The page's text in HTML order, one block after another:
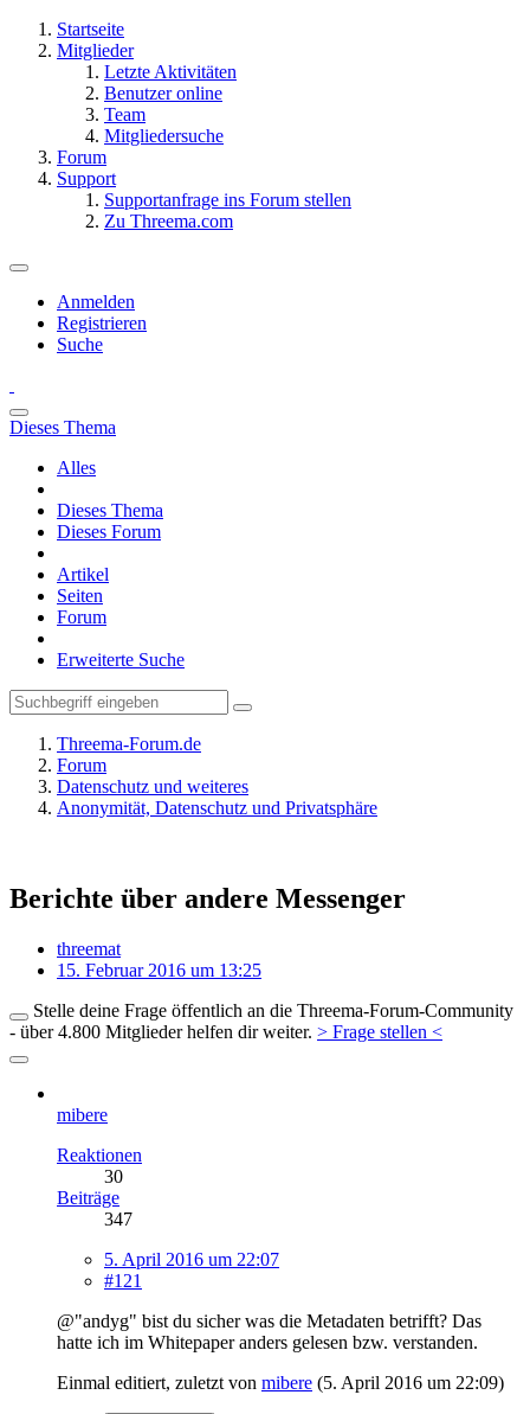
Startseite
Mitglieder
Letzte Aktivitäten
Benutzer online
Team
Mitgliedersuche
Forum
Support
Supportanfrage ins Forum stellen
Zu Threema.com
Anmelden
Registrieren
Suche
Dieses Thema
Alles
Dieses Thema
Dieses Forum
Artikel
Seiten
Forum
Erweiterte Suche
Threema-Forum.de
Forum
Datenschutz und weiteres
Anonymität, Datenschutz und Privatsphäre
Berichte über andere Messenger
threemat
15. Februar 2016 um 13:25
Stelle deine Frage öffentlich an die Threema-Forum-Community
- über 4.800 Mitglieder helfen dir weiter. > Frage stellen <
mibere
Reaktionen
30
Beiträge
347
5. April 2016 um 22:07
#121
@"andyg" bist du sicher was die Metadaten betrifft? Das
hatte ich im Whitepaper anders gelesen bzw. verstanden.
Einmal editiert, zuletzt von mibere (5. April 2016 um 22:09)